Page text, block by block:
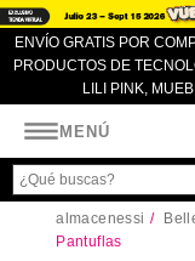
ENVÍO GRATIS POR
PRODUCTOS DE
LILI PINK,
MENÚ
almacenessi
Pantuflas